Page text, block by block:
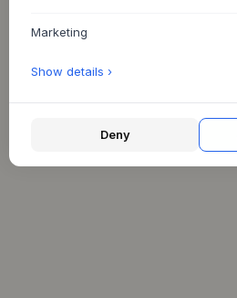
Marketing
Show details ›
Deny